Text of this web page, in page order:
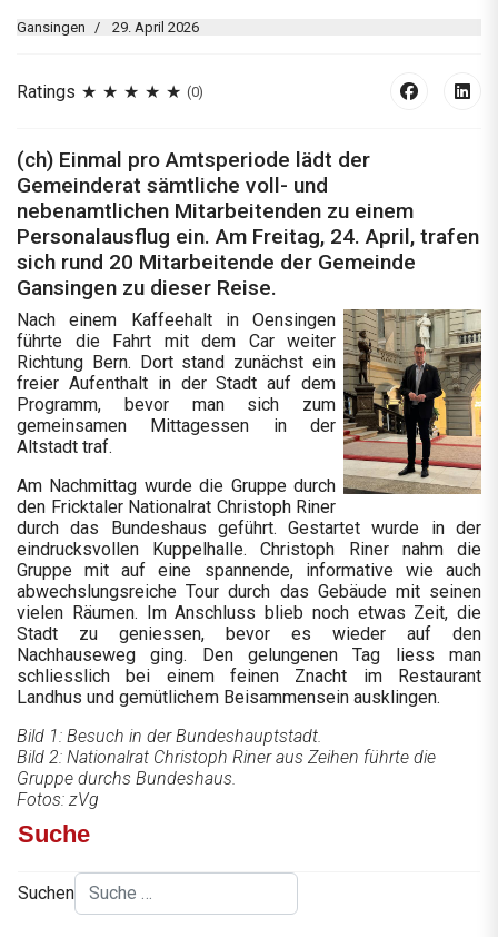
Gansingen 29. April 2026
Ratings (0)
(ch) Einmal pro Amtsperiode lädt der
Gemeinderat sämtliche voll- und
nebenamtlichen Mitarbeitenden zu einem
Personalausflug ein. Am Freitag, 24. April, trafen
sich rund 20 Mitarbeitende der Gemeinde
Gansingen zu dieser Reise.
Nach einem Kaffeehalt in Oensingen
führte die Fahrt mit dem Car weiter
Richtung Bern. Dort stand zunächst ein
freier Aufenthalt in der Stadt auf dem
Programm, bevor man sich zum
gemeinsamen Mittagessen in der
Altstadt traf.
Am Nachmittag wurde die Gruppe durch
den Fricktaler Nationalrat Christoph Riner
durch das Bundeshaus geführt. Gestartet wurde in der
eindrucksvollen Kuppelhalle. Christoph Riner nahm die
Gruppe mit auf eine spannende, informative wie auch
abwechslungsreiche Tour durch das Gebäude mit seinen
vielen Räumen. Im Anschluss blieb noch etwas Zeit, die
Stadt zu geniessen, bevor es wieder auf den
Nachhauseweg ging. Den gelungenen Tag liess man
schliesslich bei einem feinen Znacht im Restaurant
Landhus und gemütlichem Beisammensein ausklingen.
Bild 1: Besuch in der Bundeshauptstadt.
Bild 2: Nationalrat Christoph Riner aus Zeihen führte die
Gruppe durchs Bundeshaus.
Fotos: zVg
Suche
Suchen